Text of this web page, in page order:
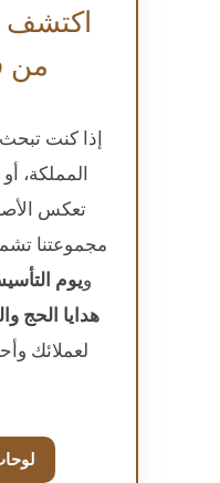
اكتشف
من
إذا كنت
المملكة، أو
تعكس
مجموعتنا
ويوم
هدايا الحج
لعملائك